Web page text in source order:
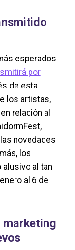
esperados
por
de esta
los artistas,
relación al
novedades
los
al tan
al 6 de
marketing